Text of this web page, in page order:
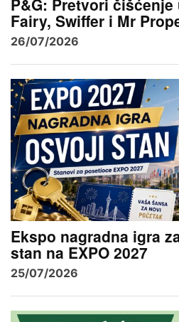
P&G: Pretvori
Fairy, Swiffer i Mr
26/07/2026
Ekspo nagradna igra
stan na EXPO 2027
25/07/2026